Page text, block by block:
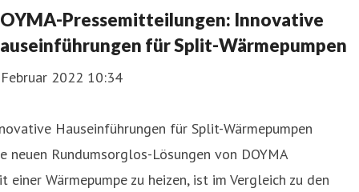
Pressemitteilungen: Innovative
für Split-Wärmepumpen
2022 10:34
Hauseinführungen für Split-Wärmepumpen
neuen Rundumsorglos-Lösungen von DOYMA
einer Wärmepumpe zu heizen, ist im Vergleich zu den